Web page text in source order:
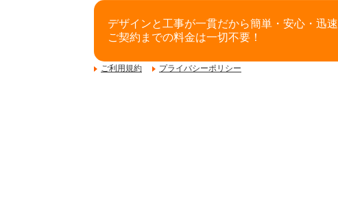
デザインと工事が一貫だから簡単・安心・迅速
ご契約までの料金は一切不要！
ご利用規約 プライバシーポリシー